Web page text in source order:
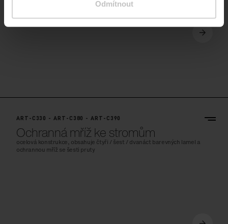
Odmítnout
ART-C330 - ART-C380 - ART-C390
Ochranná mříž ke stromům
ocelová konstrukce, obsahuje čtyři / šest / dvanáct barevných lamel a
ochrannou mříž se šesti pruty